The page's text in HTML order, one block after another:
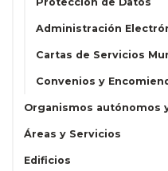
Administración
Cartas de Servicios
Convenios y
Organismos autónomos
Áreas y Servicios
Edificios